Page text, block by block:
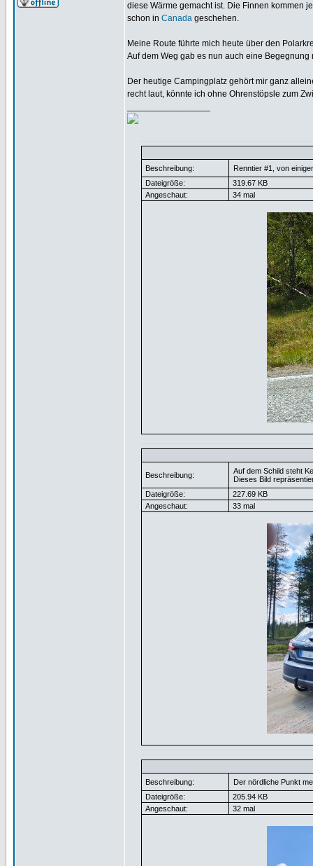
diese Wärme gemacht ist. Die Finnen kommen
schon in Canada geschehen.
Meine Route führte mich heute über den
Auf dem Weg gab es nun auch eine
Der heutige Campingplatz gehört mir ganz
recht laut, könnte ich ohne Ohrenstöpsle zum
Beschreibung:
Renntier #1, von
Dateigröße:
319.67 KB
Angeschaut:
34 mal
Beschreibung:
Auf dem Schild steht
Dieses Bild
Dateigröße:
227.69 KB
Angeschaut:
33 mal
Beschreibung:
Der nördliche Punkt
Dateigröße:
205.94 KB
Angeschaut:
32 mal